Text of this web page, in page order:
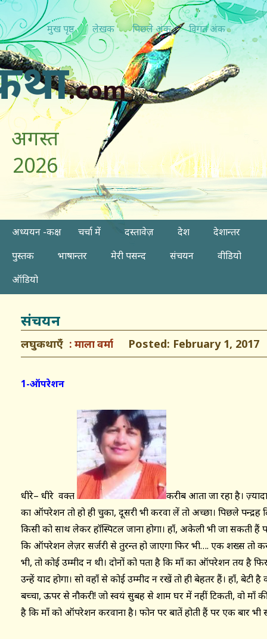
मुख पृष्ठ लेखक पिछ्ले अंक विगत अंक
.com
अगस्त
2026
अध्ययन -कक्ष चर्चा में दस्तावेज़ देश
देशान्तर
पुस्तक
भाषान्तर मेरी पसन्द संचयन
वीडियो
ऑडियो
संचयन
लघुकथाएँ माला वर्मा Posted: February 1, 2017
1-ऑपरेशन
धीरे– धीरे वक्त
करीब आता जा रहा है।
का ऑपरेशन तो हो ही चुका, दूसरी भी करवा लें तो अच्छा। पिछले
किसी को साथ लेकर हॉस्पिटल जाना होगा। हाँ, अकेली भी जा सकती हैं
कि ऑपरेशन लेज़र सर्जरी से तुरन्त हो जाएगा फिर भी…. एक शख्स तो
भी, तो कोई उम्मीद न थी। दोनों को पता है कि माँ का ऑपरेशन तय है
उन्हें याद होगा। सो वहाँ से कोई उम्मीद न रखें तो ही बेहतर हैं। हाँ, बेटी
बच्चा, ऊपर से नौकरी! जो स्वयं सुबह से शाम घर में नहीं टिकती, वो माँ
है कि माँ को ऑपरेशन करवाना है। फोन पर बातें होती हैं पर एक बार भी